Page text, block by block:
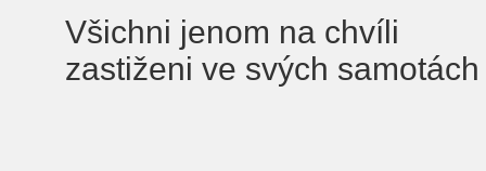
Všichni jenom na chvíli
zastiženi ve svých samotách